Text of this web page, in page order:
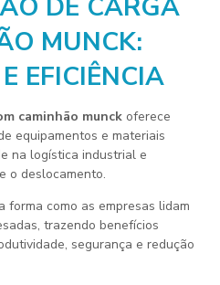
DE CARGA
MUNCK:
EFICIÊNCIA
caminhão munck oferece
equipamentos e materiais
na logística industrial e
o deslocamento.
forma como as empresas lidam
trazendo benefícios
segurança e redução